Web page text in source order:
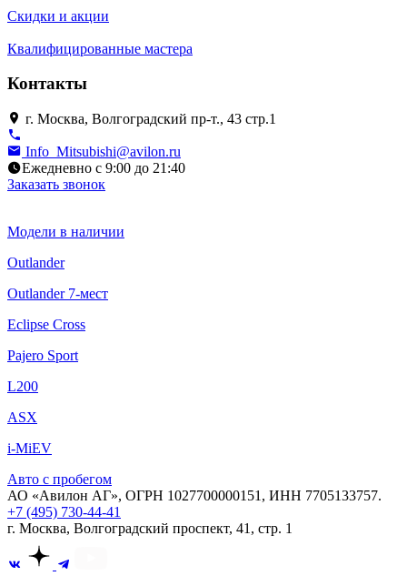
Скидки и акции
Квалифицированные мастера
Контакты
г. Москва, Волгоградский пр-т., 43 стр.1
Info_Mitsubishi@avilon.ru
Ежедневно с 9:00 до 21:40
Заказать звонок
Модели в наличии
Outlander
Outlander 7-мест
Eclipse Cross
Pajero Sport
L200
ASX
i-MiEV
Авто с пробегом
АО «Авилон АГ», ОГРН 1027700000151, ИНН 7705133757.
+7 (495) 730-44-41
г. Москва, Волгоградский проспект, 41, стр. 1